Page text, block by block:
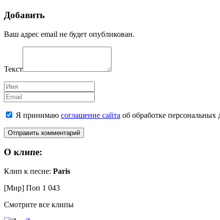
Добавить
Ваш адрес email не будет опубликован.
Текст
Имя
Email
Я принимаю соглашение сайта об обработке персональных
О клипе:
Клип к песне: Paris
[Мир] Поп 1 043
Смотрите все клипы